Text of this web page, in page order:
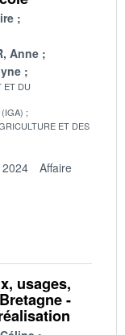
Anne
ET DU
ET DES
Affaire
usages,
-